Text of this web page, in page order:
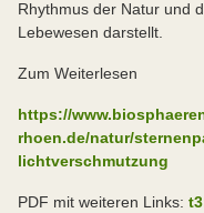
Rhythmus der Natur und
Lebewesen darstellt.
Zum Weiterlesen
https://
rhoen.de/natur/
lichtverschmutzung
PDF mit weiteren Links: